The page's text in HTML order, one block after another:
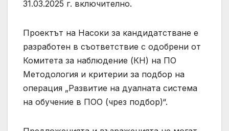
31.03.2025 г. включително.
Проектът на Насоки за кандидатстване е
разработен в съответствие с одобрени от
Комитета за наблюдение (КН) на ПО
Методология и критерии за подбор на
операция „Развитие на дуалната система
на обучение в ПОО (чрез подбор)“.